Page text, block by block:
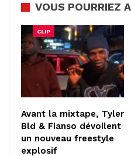
VOUS POURRIEZ
CLIP
Avant la mixtape, Tyler
Bld & Fianso dévoilent
un nouveau freestyle
explosif